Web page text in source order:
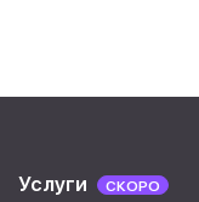
Услуги СКОРО